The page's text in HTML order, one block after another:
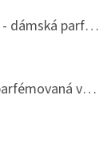
YODEYMA Nicolas for her EDP - dámská parfémovaná voda
YODEYMA Vália EDP dámská parfémovaná voda